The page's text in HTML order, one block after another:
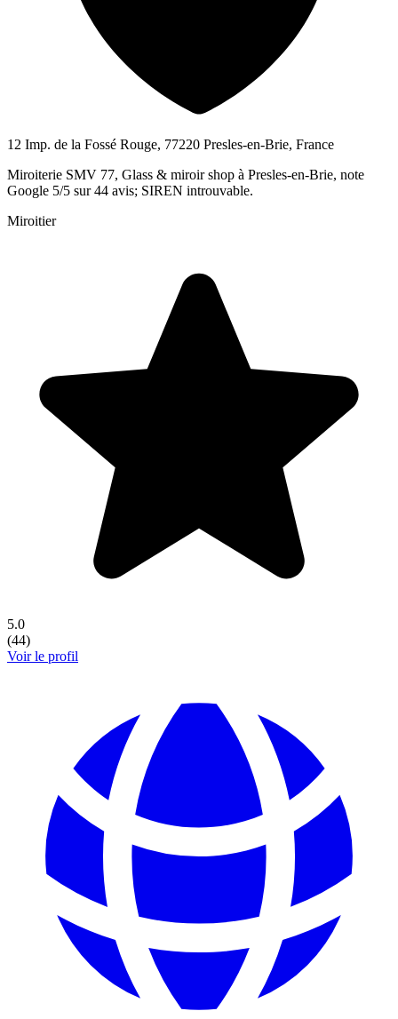
12 Imp. de la Fossé Rouge, 77220 Presles-en-Brie, France
Miroiterie SMV 77, Glass & miroir shop à Presles-en-Brie, note
Google 5/5 sur 44 avis; SIREN introuvable.
Miroitier
5.0
(44)
Voir le profil